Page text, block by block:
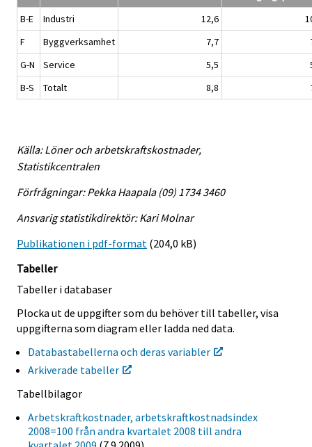
B-E
Industri 12,6
F
Byggverksamhet 7,7
G-N
Service 5,5
B-S
Totalt 8,8
Källa: Löner och arbetskraftskostnader,
Statistikcentralen
Förfrågningar: Pekka Haapala (09) 1734 3460
Ansvarig statistikdirektör: Kari Molnar
Publikationen i pdf-format (204,0 kB)
Tabeller
Tabeller i databaser
Plocka ut de uppgifter som du behöver till tabeller, visa
uppgifterna som diagram eller ladda ned data.
Databastabellerna och deras variabler
Arkiverade tabeller
Tabellbilagor
Arbetskraftkostnader, arbetskraftkostnadsindex
2008=100 från andra kvartalet 2008 till andra